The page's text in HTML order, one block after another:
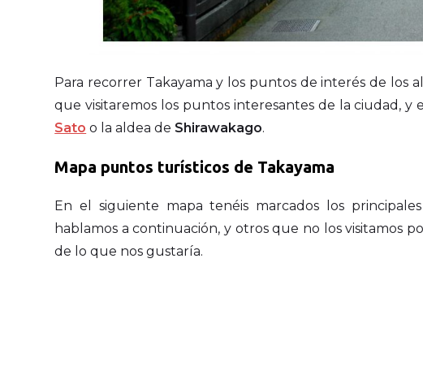
Para recorrer Takayama y los puntos de interés de los
que visitaremos los puntos interesantes de la ciudad,
Sato o la aldea de Shirawakago.
Mapa puntos turísticos de Takayama
En el siguiente mapa tenéis marcados los principales
hablamos a continuación, y otros que no los visitamos
de lo que nos gustaría.